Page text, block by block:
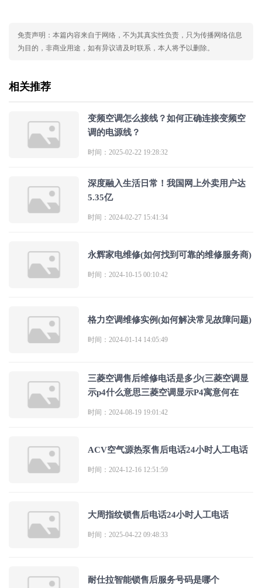
免责声明：本篇内容来自于网络，不为其真实性负责，只为传播网络信息
为目的，非商业用途，如有异议请及时联系，本人将予以删除。
相关推荐
变频空调怎么接线？如何正确连接变频空
调的电源线？
时间：2025-02-22 19:28:32
深度融入生活日常！我国网上外卖用户达
5.35亿
时间：2024-02-27 15:41:34
永辉家电维修(如何找到可靠的维修服务商)
时间：2024-10-15 00:10:42
格力空调维修实例(如何解决常见故障问题)
时间：2024-01-14 14:05:49
三菱空调售后维修电话是多少(三菱空调显
示p4什么意思三菱空调显示P4寓意何在
时间：2024-08-19 19:01:42
ACV空气源热泵售后电话24小时人工电话
时间：2024-12-16 12:51:59
大周指纹锁售后电话24小时人工电话
时间：2025-04-22 09:48:33
耐仕拉智能锁售后服务号码是哪个